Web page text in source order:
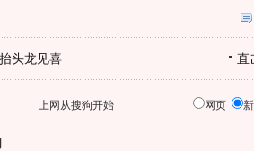
头龙见喜 直
上网从搜狗开始 网页